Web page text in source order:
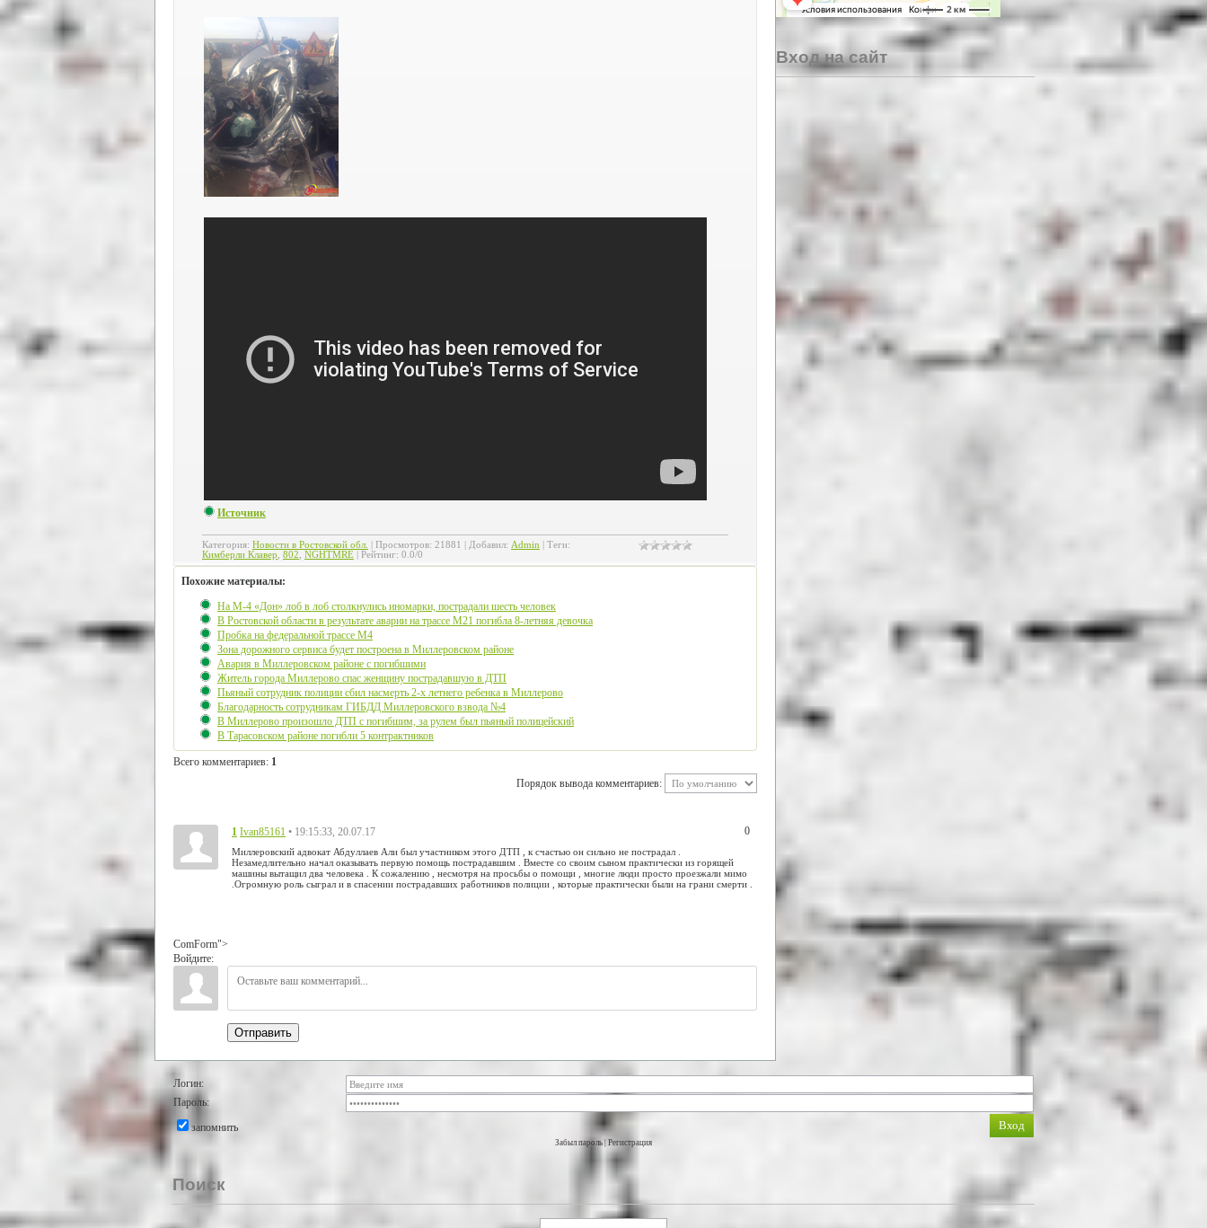
Источник
Категория: Новости в Ростовской обл. Просмотров: 21881 Добавил: Admin Теги:
Кимберли Клавер
802 NGHTMRE Рейтинг: 0.0/0
Похожие материалы:
На М-4 «Дон» лоб в лоб столкнулись иномарки, пострадали шесть человек
В Ростовской области в результате аварии на трассе М21 погибла 8-летняя девочка
Пробка на федеральной трассе М4
Зона дорожного сервиса будет построена в Миллеровском районе
Авария в Миллеровском районе с погибшими
Житель города Миллерово спас женщину пострадавшую в ДТП
Пьяный сотрудник полиции сбил насмерть 2-х летнего ребенка в Миллерово
Благодарность сотрудникам ГИБДД Миллеровского взвода №4
В Миллерово произошло ДТП с погибшим, за рулем был пьяный полицейский
В Тарасовском районе погибли 5 контрактников
Всего комментариев: 1
Порядок вывода комментариев:
0
1 Ivan85161 • 19:15:33, 20.07.17
Миллеровский адвокат Абдуллаев Али был участником этого ДТП , к счастью он сильно не пострадал .
Незамедлительно начал оказывать первую помощь пострадавшим . Вместе со своим сыном практически из горящей
машины вытащил два человека . К сожалению , несмотря на просьбы о помощи , многие люди просто проезжали мимо
.Огромную роль сыграл и в спасении пострадавших работников полиции , которые практически были на грани смерти .
ComForm">
Войдите:
Отправить
Вход на сайт
Логин:
Пароль:
запомнить
Забыл пароль Регистрация
Поиск